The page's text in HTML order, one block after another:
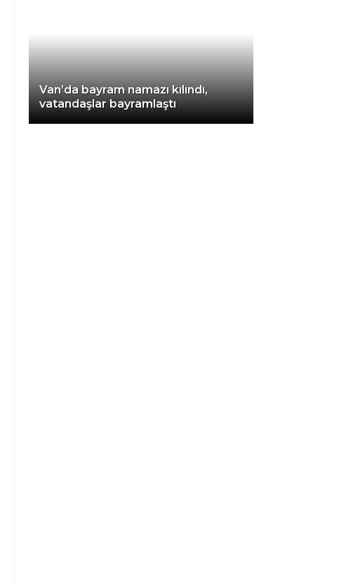
Van’da bayram namazı kılındı,
vatandaşlar bayramlaştı